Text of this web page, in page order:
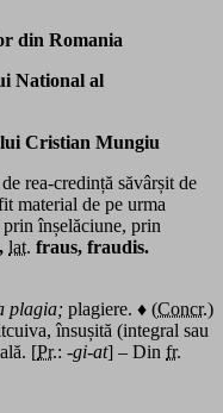
din Romania
National al
Cristian Mungiu
rea-credință săvârșit de
material de pe urma
înșelăciune, prin
lat. fraus, fraudis.
plagia; plagiere. ♦ (Concr.)
însușită (integral sau
[Pr.: -gi-at] – Din fr.